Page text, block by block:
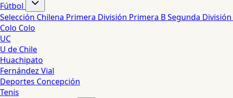
Fútbol
Selección Chilena Primera División Primera BSegunda División
Colo Colo
UC
U de Chile
Huachipato
Fernández Vial
Deportes Concepción
Tenis